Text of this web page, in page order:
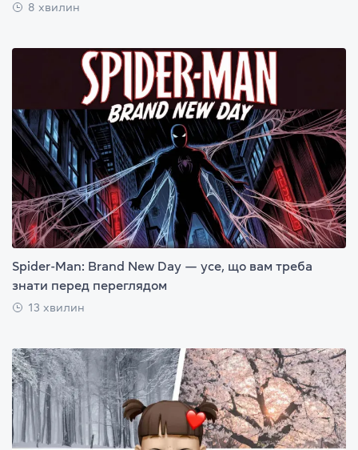
8 хвилин
Spider-Man: Brand New Day — усе, що вам треба
знати перед переглядом
13 хвилин